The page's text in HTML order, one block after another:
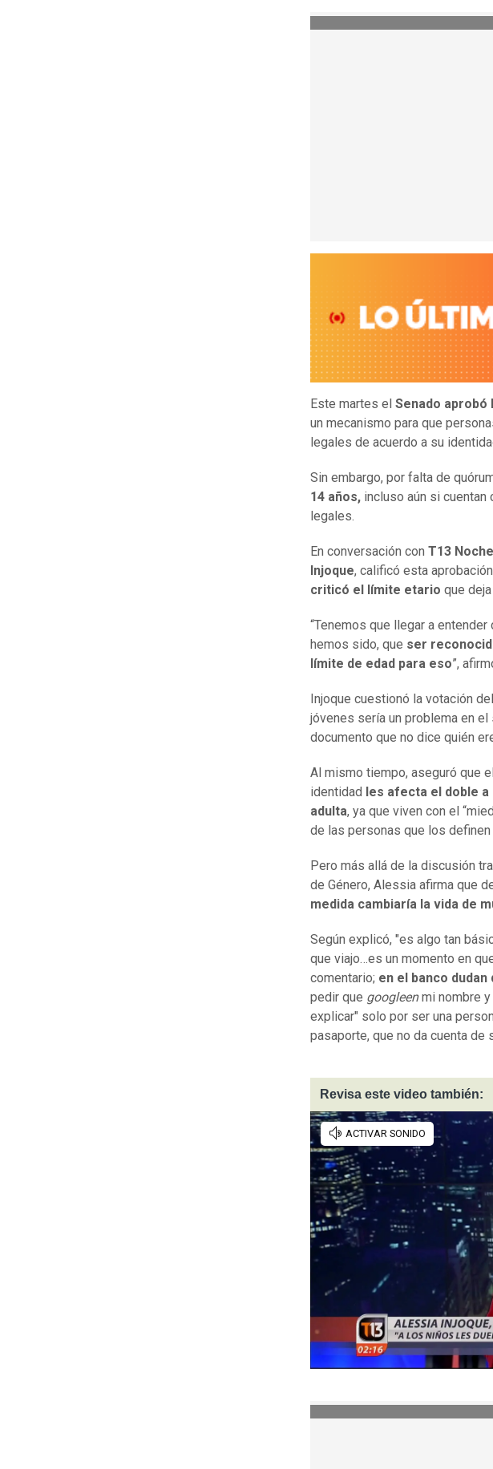
Este martes el Senado aprobó
un mecanismo para que
legales de acuerdo a su
Sin embargo, por falta de
14 años, incluso aún si
legales.
En conversación con T13 Noche
Injoque, calificó esta
criticó el límite etario que
“Tenemos que llegar a
hemos sido, que ser
límite de edad para eso”,
Injoque cuestionó la votación
jóvenes sería un problema en
documento que no dice quién
Al mismo tiempo, aseguró que
identidad les afecta el doble
adulta, ya que viven con el
de las personas que los
Pero más allá de la discusión
de Género, Alessia afirma que
medida cambiaría la vida de
Según explicó, "es algo tan
que viajo…es un momento en
comentario; en el banco
pedir que googleenmi nombre y
explicar" solo por ser una
pasaporte, que no da cuenta de
Revisa este video también: